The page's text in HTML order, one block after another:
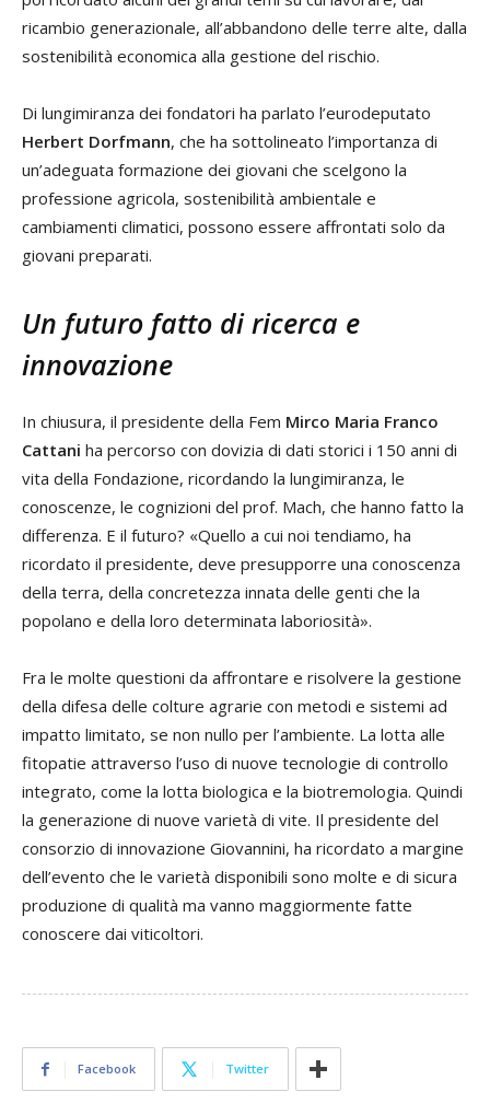
ricambio generazionale, all’abbandono delle terre alte, dalla
sostenibilità economica alla gestione del rischio.
Di lungimiranza dei fondatori ha parlato l’eurodeputato
Herbert Dorfmann, che ha sottolineato l’importanza di
un’adeguata formazione dei giovani che scelgono la
professione agricola, sostenibilità ambientale e
cambiamenti climatici, possono essere affrontati solo da
giovani preparati.
Un futuro fatto di ricerca e
innovazione
In chiusura, il presidente della Fem Mirco Maria Franco
Cattani ha percorso con dovizia di dati storici i 150 anni di
vita della Fondazione, ricordando la lungimiranza, le
conoscenze, le cognizioni del prof. Mach, che hanno fatto la
differenza. E il futuro? «Quello a cui noi tendiamo, ha
ricordato il presidente, deve presupporre una conoscenza
della terra, della concretezza innata delle genti che la
popolano e della loro determinata laboriosità».
Fra le molte questioni da affrontare e risolvere la gestione
della difesa delle colture agrarie con metodi e sistemi ad
impatto limitato, se non nullo per l’ambiente. La lotta alle
fitopatie attraverso l’uso di nuove tecnologie di controllo
integrato, come la lotta biologica e la biotremologia. Quindi
la generazione di nuove varietà di vite. Il presidente del
consorzio di innovazione Giovannini, ha ricordato a margine
dell’evento che le varietà disponibili sono molte e di sicura
produzione di qualità ma vanno maggiormente fatte
conoscere dai viticoltori.
Facebook Twitter